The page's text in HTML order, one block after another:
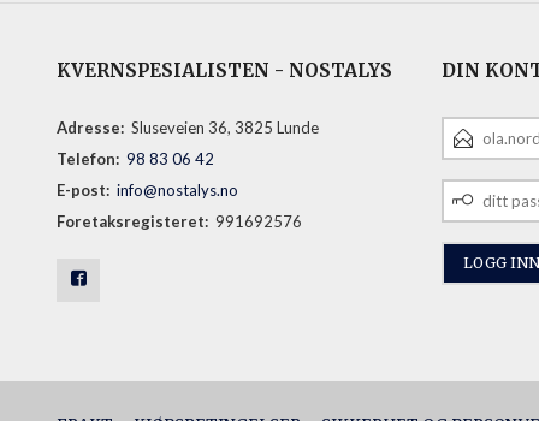
KVERNSPESIALISTEN - NOSTALYS
Adresse: Sluseveien 36, 3825 Lunde
Telefon: 98 83 06 42
E-post: info@nostalys.no
Foretaksregisteret: 991692576
DIN
PASSORD